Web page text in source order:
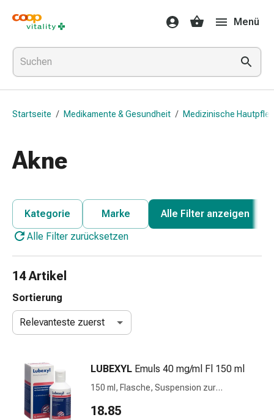
Medikamente
&
Gesundheit
Grippe
&
Erkältung
Grippe-
Bronchitis
Inhalationsgeräte
Schnupfen
Wund-
Elastische
Wundbinden
Fingerverbände
Menü
Startseite / Medikamente & Gesundheit / Medizinische
Akne
Kategorie Marke
Alle Filter anzeigen
Alle Filter zurücksetzen
14 Artikel
Sortierung
Relevanteste zuerst
LUBEXYL Emuls 40 mg/ml Fl 150 ml
150 ml, Flasche, Suspension zur
18.85